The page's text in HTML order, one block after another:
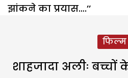
झांकने का प्रयास….’’
फिल्म
शाहजादा अलीः